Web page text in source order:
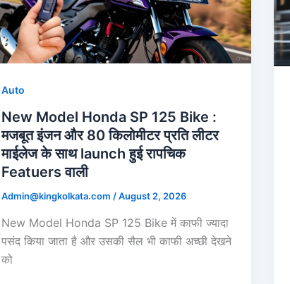
Auto
New Model Honda SP 125 Bike :
मजबूत इंजन और 80 किलोमीटर प्रति लीटर
माईलेज के साथ launch हुई रापचिक
Featuers वाली
Admin@kingkolkata.com /August 2, 2026
New Model Honda SP 125 Bike में काफी ज्यादा
पसंद किया जाता है और उसकी सैल भी काफी अच्छी देखने
को